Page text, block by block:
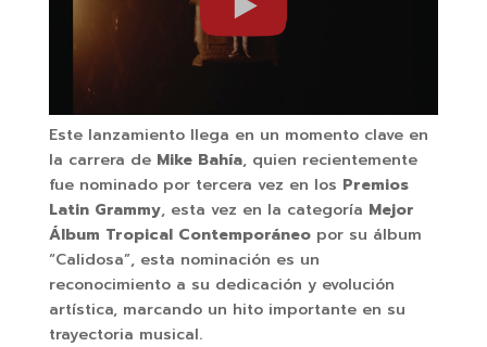
Este lanzamiento llega en un momento clave en
la carrera de Mike Bahía, quien recientemente
fue nominado por tercera vez en los Premios
Latin Grammy, esta vez en la categoría Mejor
Álbum Tropical Contemporáneopor su álbum
“Calidosa”, esta nominación es un
reconocimiento a su dedicación y evolución
artística, marcando un hito importante en su
trayectoria musical.